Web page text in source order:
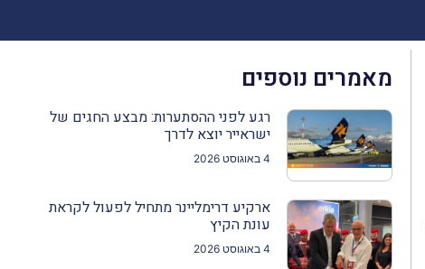
מאמרים נוספים
רגע לפני ההסתערות: מבצע החגים של
ישראייר יוצא לדרך
4 באוגוסט 2026
ארקיע דרימליינר מתחיל לפעול לקראת
עונת הקיץ
4 באוגוסט 2026